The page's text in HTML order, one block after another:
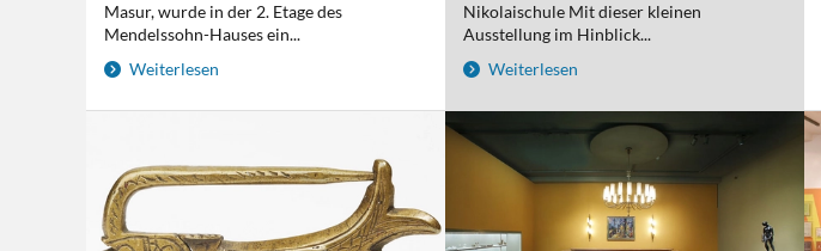
Masur, wurde in der 2. Etage des
Mendelssohn-Hauses ein...
Weiterlesen
Nikolaischule Mit dieser kleinen
Ausstellung im Hinblick...
Weiterlesen